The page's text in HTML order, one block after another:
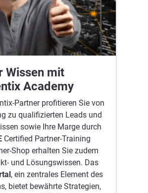
Wissen mit
Academy
Partner profitieren Sie von
zu qualifizierten Leads und
sowie Ihre Marge durch
Certified Partner-Training
Shop erhalten Sie zudem
und Lösungswissen. Das
, ein zentrales Element des
bietet bewährte Strategien,